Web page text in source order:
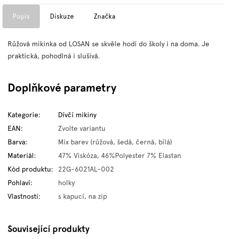
Popis Diskuze Značka
Růžová mikinka od LOSAN se skvěle hodí do školy i na doma. Je
praktická, pohodlná i slušivá.
Doplňkové parametry
Kategorie:
Dívčí mikiny
EAN:
Zvolte variantu
Barva:
Mix barev (růžová, šedá, černá, bílá)
Materiál:
47% Viskóza, 46%Polyester 7% Elastan
Kód produktu:
22G-6021AL-002
Pohlaví:
holky
Vlastnosti: s kapucí, na zip
Související produkty